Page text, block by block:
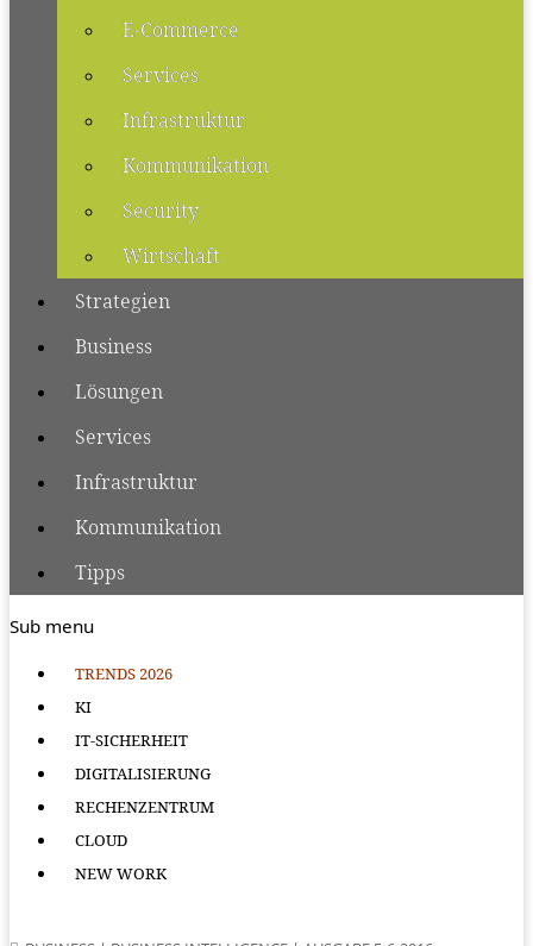
E-Commerce
Services
Infrastruktur
Kommunikation
Security
Wirtschaft
Strategien
Business
Lösungen
Services
Infrastruktur
Kommunikation
Tipps
Sub menu
TRENDS 2026
KI
IT-SICHERHEIT
DIGITALISIERUNG
RECHENZENTRUM
CLOUD
NEW WORK